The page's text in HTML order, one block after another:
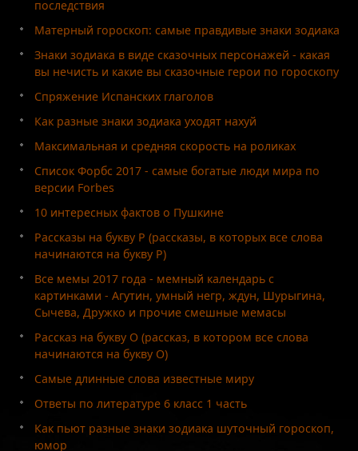
последствия
Матерный гороскоп: самые правдивые знаки зодиака
Знаки зодиака в виде сказочных персонажей - какая
вы нечисть и какие вы сказочные герои по гороскопу
Спряжение Испанских глаголов
Как разные знаки зодиака уходят нахуй
Максимальная и средняя скорость на роликах
Список Форбс 2017 - самые богатые люди мира по
версии Forbes
10 интересных фактов о Пушкине
Рассказы на букву Р (рассказы, в которых все слова
начинаются на букву Р)
Все мемы 2017 года - мемный календарь с
картинками - Агутин, умный негр, ждун, Шурыгина,
Сычева, Дружко и прочие смешные мемасы
Рассказ на букву О (рассказ, в котором все слова
начинаются на букву О)
Самые длинные слова известные миру
Ответы по литературе 6 класс 1 часть
Как пьют разные знаки зодиака шуточный гороскоп,
юмор